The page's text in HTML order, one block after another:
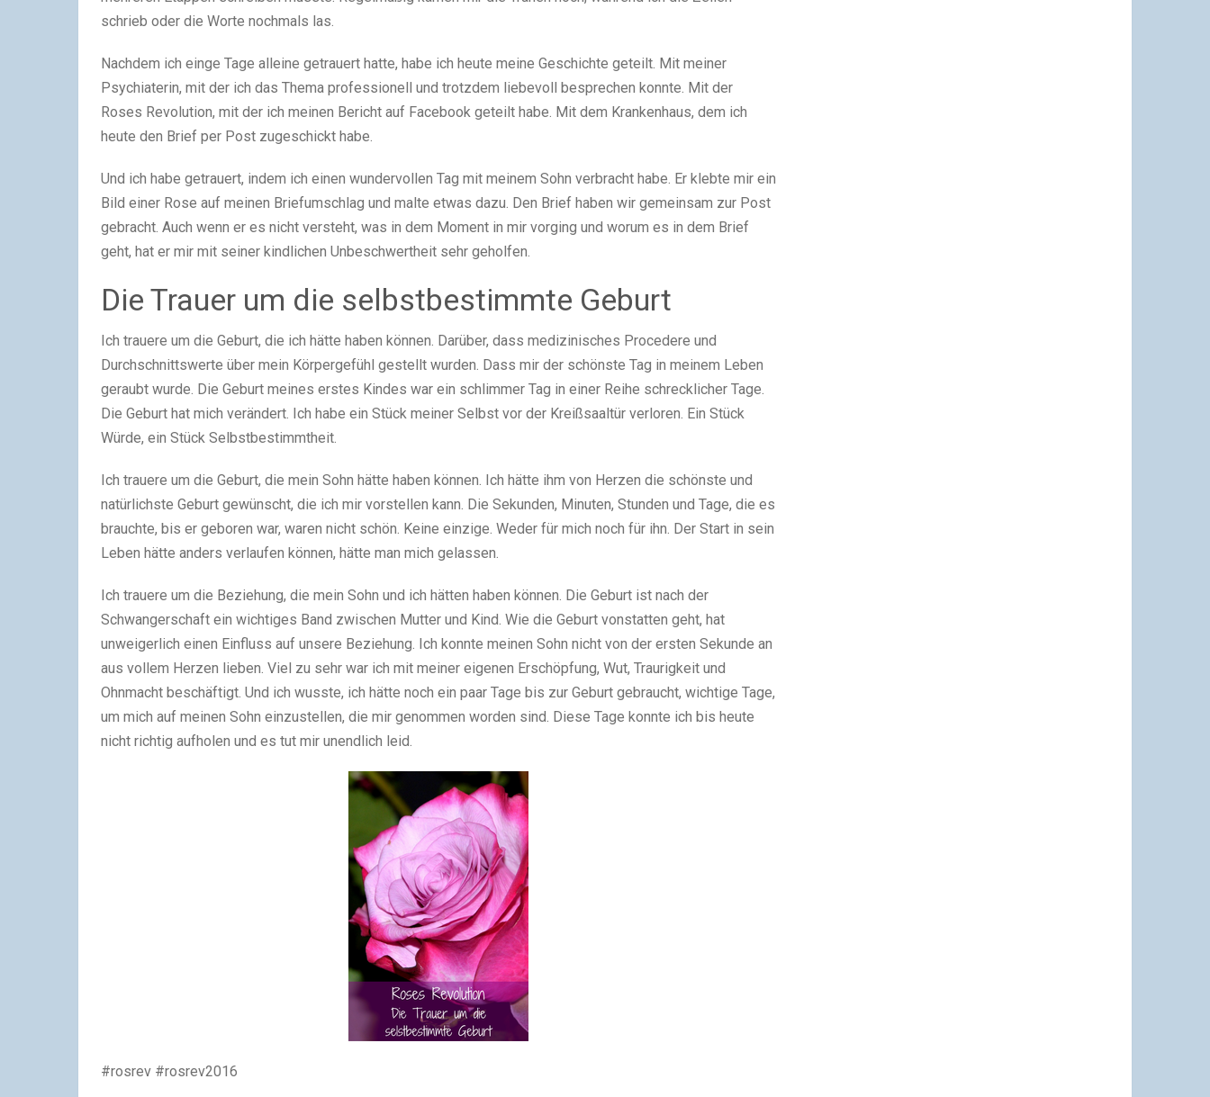
schrieb oder die Worte nochmals las.
Nachdem ich einge Tage alleine getrauert hatte, habe ich heute meine Geschichte geteilt. Mit meiner
Psychiaterin, mit der ich das Thema professionell und trotzdem liebevoll besprechen konnte. Mit der
Roses Revolution, mit der ich meinen Bericht auf Facebook geteilt habe. Mit dem Krankenhaus, dem ich
heute den Brief per Post zugeschickt habe.
Und ich habe getrauert, indem ich einen wundervollen Tag mit meinem Sohn verbracht habe. Er klebte mir ein
Bild einer Rose auf meinen Briefumschlag und malte etwas dazu. Den Brief haben wir gemeinsam zur Post
gebracht. Auch wenn er es nicht versteht, was in dem Moment in mir vorging und worum es in dem Brief
geht, hat er mir mit seiner kindlichen Unbeschwertheit sehr geholfen.
Die Trauer um die selbstbestimmte Geburt
Ich trauere um die Geburt, die ich hätte haben können. Darüber, dass medizinisches Procedere und
Durchschnittswerte über mein Körpergefühl gestellt wurden. Dass mir der schönste Tag in meinem Leben
geraubt wurde. Die Geburt meines erstes Kindes war ein schlimmer Tag in einer Reihe schrecklicher Tage.
Die Geburt hat mich verändert. Ich habe ein Stück meiner Selbst vor der Kreißsaaltür verloren. Ein Stück
Würde, ein Stück Selbstbestimmtheit.
Ich trauere um die Geburt, die mein Sohn hätte haben können. Ich hätte ihm von Herzen die schönste und
natürlichste Geburt gewünscht, die ich mir vorstellen kann. Die Sekunden, Minuten, Stunden und Tage, die es
brauchte, bis er geboren war, waren nicht schön. Keine einzige. Weder für mich noch für ihn. Der Start in sein
Leben hätte anders verlaufen können, hätte man mich gelassen.
Ich trauere um die Beziehung, die mein Sohn und ich hätten haben können. Die Geburt ist nach der
Schwangerschaft ein wichtiges Band zwischen Mutter und Kind. Wie die Geburt vonstatten geht, hat
unweigerlich einen Einfluss auf unsere Beziehung. Ich konnte meinen Sohn nicht von der ersten Sekunde an
aus vollem Herzen lieben. Viel zu sehr war ich mit meiner eigenen Erschöpfung, Wut, Traurigkeit und
Ohnmacht beschäftigt. Und ich wusste, ich hätte noch ein paar Tage bis zur Geburt gebraucht, wichtige Tage,
um mich auf meinen Sohn einzustellen, die mir genommen worden sind. Diese Tage konnte ich bis heute
nicht richtig aufholen und es tut mir unendlich leid.
#rosrev #rosrev2016